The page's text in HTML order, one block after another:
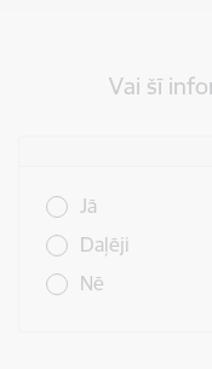
Vai šī
Jā
Daļēji
Nē